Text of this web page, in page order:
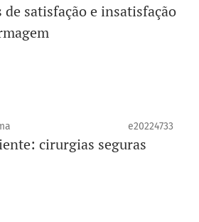
de satisfação e insatisfação
e20224733
cirurgias seguras